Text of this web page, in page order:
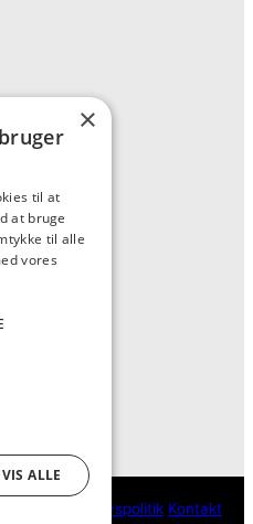
og privatlivspolitik Kontakt
×
til at
at bruge
til alle
vores
ALLE